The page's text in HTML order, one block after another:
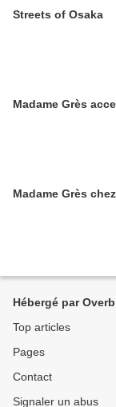
Streets of Osaka
Madame Grès
Madame Grès
Hébergé par
Top articles
Pages
Contact
Signaler un abus